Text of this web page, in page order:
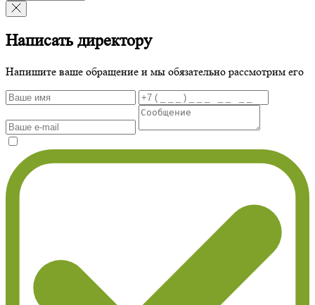
Написать директору
Напишите ваше обращение и мы обязательно рассмотрим его